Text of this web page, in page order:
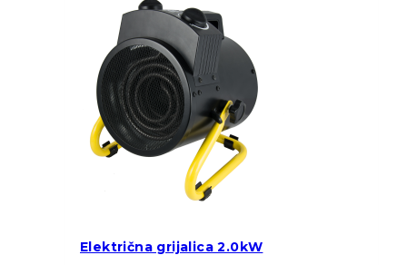
Električna grijalica 2.0kW